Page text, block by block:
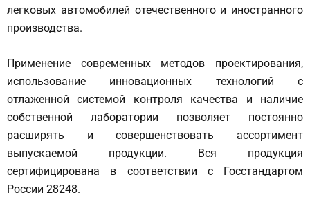
легковых автомобилей отечественного и иностранного
производства.
Применение современных методов проектирования,
использование инновационных технологий с
отлаженной системой контроля качества и наличие
собственной лаборатории позволяет постоянно
расширять и совершенствовать ассортимент
выпускаемой продукции. Вся продукция
сертифицирована в соответствии с Госстандартом
России 28248.